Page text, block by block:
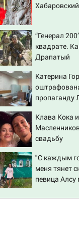
“Генерал
квадрате.
Драпатый
Катерина
пропаганду
на Вести.ru
Клава Кока
свадьбу
"С каждым
меня тянет
певица Алсу
где прошло